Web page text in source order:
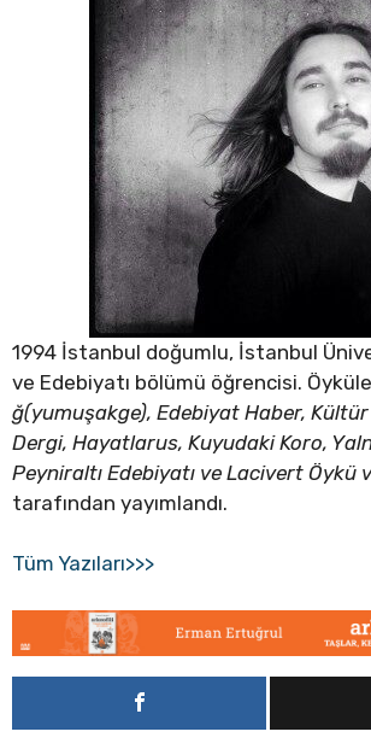
1994 İstanbul doğumlu, İstanbul
ve Edebiyatı bölümü öğrencisi.
ğ(yumuşakge), Edebiyat Haber, Kültür
Dergi, Hayatlarus, Kuyudaki Koro,
Peyniraltı Edebiyatı ve Lacivert Öykü
tarafından yayımlandı.
Tüm Yazıları>>>